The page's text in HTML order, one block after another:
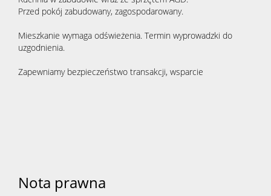
Przed pokój zabudowany, zagospodarowany.
Mieszkanie wymaga odświeżenia. Termin wyprowadzki do
uzgodnienia.
Zapewniamy bezpieczeństwo transakcji, wsparcie
Nota prawna